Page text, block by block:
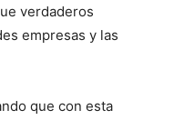
verdaderos
empresas y las
que con esta